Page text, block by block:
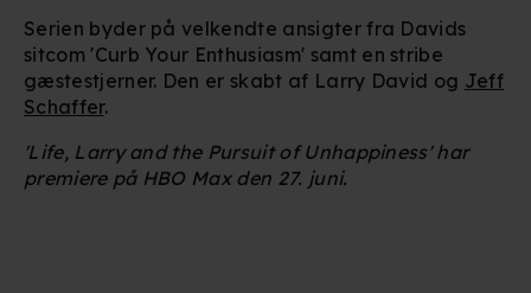
Serien byder på velkendte ansigter fra Davids
sitcom 'Curb Your Enthusiasm' samt en stribe
gæstestjerner. Den er skabt af Larry David og Jeff
Schaffer.
'Life, Larry and the Pursuit of Unhappiness' har
premiere på HBO Max den 27. juni.